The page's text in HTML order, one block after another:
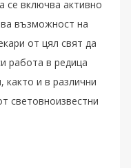
се включва активно
възможност на
от цял свят да
работа в редица
както и в различни
световноизвестни